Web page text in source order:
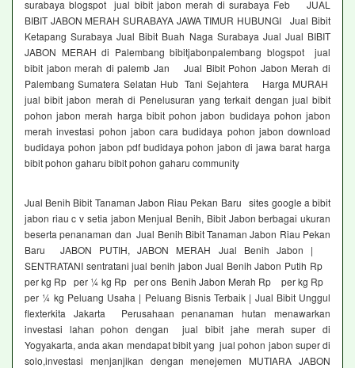
surabaya blogspot jual bibit jabon merah di surabaya Feb JUAL
BIBIT JABON MERAH SURABAYA JAWA TIMUR HUBUNGI Jual Bibit
Ketapang Surabaya Jual Bibit Buah Naga Surabaya Jual Jual BIBIT
JABON MERAH di Palembang bibitjabonpalembang blogspot jual
bibit jabon merah di palemb Jan Jual Bibit Pohon Jabon Merah di
Palembang Sumatera Selatan Hub Tani Sejahtera Harga MURAH
jual bibit jabon merah di Penelusuran yang terkait dengan jual bibit
pohon jabon merah harga bibit pohon jabon budidaya pohon jabon
merah investasi pohon jabon cara budidaya pohon jabon download
budidaya pohon jabon pdf budidaya pohon jabon di jawa barat harga
bibit pohon gaharu bibit pohon gaharu community
Jual Benih Bibit Tanaman Jabon Riau Pekan Baru sites google a bibit
jabon riau c v setia jabon Menjual Benih, Bibit Jabon berbagai ukuran
beserta penanaman dan Jual Benih Bibit Tanaman Jabon Riau Pekan
Baru JABON PUTIH, JABON MERAH Jual Benih Jabon |
SENTRATANI sentratani jual benih jabon Jual Benih Jabon Putih Rp
per kg Rp per ¼ kg Rp per ons Benih Jabon Merah Rp per kg Rp
per ¼ kg Peluang Usaha | Peluang Bisnis Terbaik | Jual Bibit Unggul
flexterkita Jakarta Perusahaan penanaman hutan menawarkan
investasi lahan pohon dengan jual bibit jahe merah super di
Yogyakarta, anda akan mendapat bibit yang jual pohon jabon super di
solo,investasi menjanjikan dengan menejemen MUTIARA JABON